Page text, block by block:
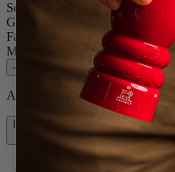
Souverain
Größe
Farbe
Menge
–
Auf Lager und bereit, zu Ihnen
In den Warenkorb
54,90 €